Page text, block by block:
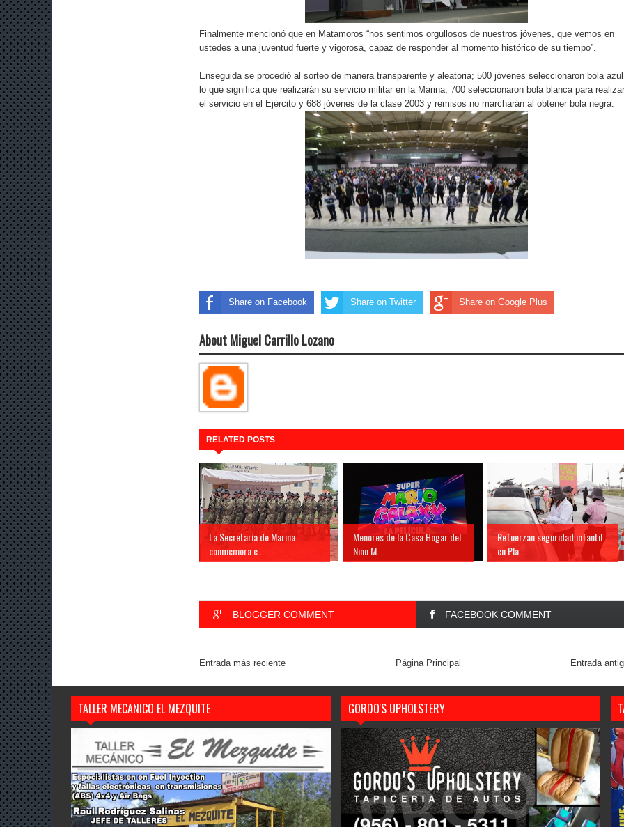
Finalmente mencionó que en Matamoros “nos sentimos orgullosos de nuestros jóvenes, que vemos en
ustedes a una juventud fuerte y vigorosa, capaz de responder al momento histórico de su tiempo”.
Enseguida se procedió al sorteo de manera transparente y aleatoria; 500 jóvenes seleccionaron bola
lo que significa que realizarán su servicio militar en la Marina; 700 seleccionaron bola blanca para realizar
el servicio en el Ejército y 688 jóvenes de la clase 2003 y remisos no marcharán al obtener bola negra.
Share on Facebook Share on Twitter Share on Google Plus
About Miguel Carrillo Lozano
RELATED POSTS
La Secretaría de Marina
conmemora e...
Menores de la Casa Hogar del
Niño M...
Refuerzan seguridad infantil
en Pla...
BLOGGER COMMENT FACEBOOK COMMENT
Entrada más reciente Entrada
Página Principal
TALLER MECANICO EL MEZQUITE GORDO'S UPHOLSTERY